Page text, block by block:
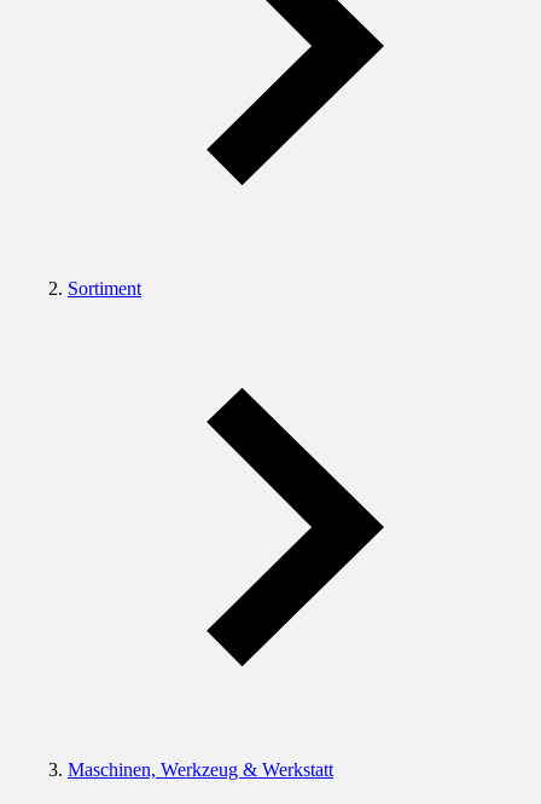
Sortiment
Maschinen, Werkzeug & Werkstatt